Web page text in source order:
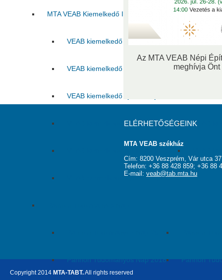
MTA VEAB Kiemelkedő Ifjú Kutatója Díj
VEAB kiemelkedő ifjú kutatója 2015
VEAB kiemelkedő ifjú kutatója 2017 VEAB
VEAB kiemelkedő ifjú kutatója 2019
VEAB kiemelkedő ifjú kutatója 2021 VEAB
VEAB Kiemelkedő Ifjú Kutatója 2025
Pannon Tudományos Nap 2018 Pannon
Az MTA VEAB Népi
meghívja
ELÉRHETŐSÉGEINK
MTA VEAB székház
Cím: 8200 Veszprém, Vár utca
Telefon: +36 88 428 859; +36 88
E-mail: veab@tab.mta.hu
Copyright 2014 MTA-TABT.All rights reserved